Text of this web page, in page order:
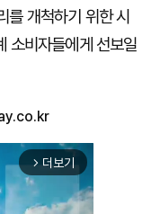
를 개척하기 위한 시
소비자들에게 선보일
arrow_forward_ios 더보기